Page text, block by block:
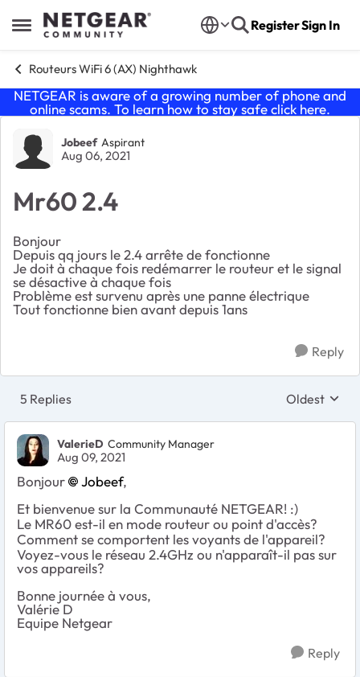
Open Side Menu
Skip to content RegisterSign In
Routeurs WiFi 6 (AX) Nighthawk
NETGEAR is aware of a growing number of phone and
online scams. To learn how to stay safe click here.
Forum Discussion
Jobeef Aspirant
Aug 06, 2021
Mr60 2.4
Bonjour
Depuis qq jours le 2.4 arrête de fonctionne
Je doit à chaque fois redémarrer le routeur et le signal
se désactive à chaque fois
Problème est survenu après une panne électrique
Tout fonctionne bien avant depuis 1ans
Reply
5 Replies Replies
Oldest
ValerieD Community Manager
Aug 09, 2021
Bonjour Jobeef,
Et bienvenue sur la Communauté NETGEAR! :)
Le MR60 est-il en mode routeur ou point d'accès?
Comment se comportent les voyants de l'appareil?
Voyez-vous le réseau 2.4GHz ou n'apparaît-il pas sur
vos appareils?
Bonne journée à vous,
Valérie D
Equipe Netgear
Reply